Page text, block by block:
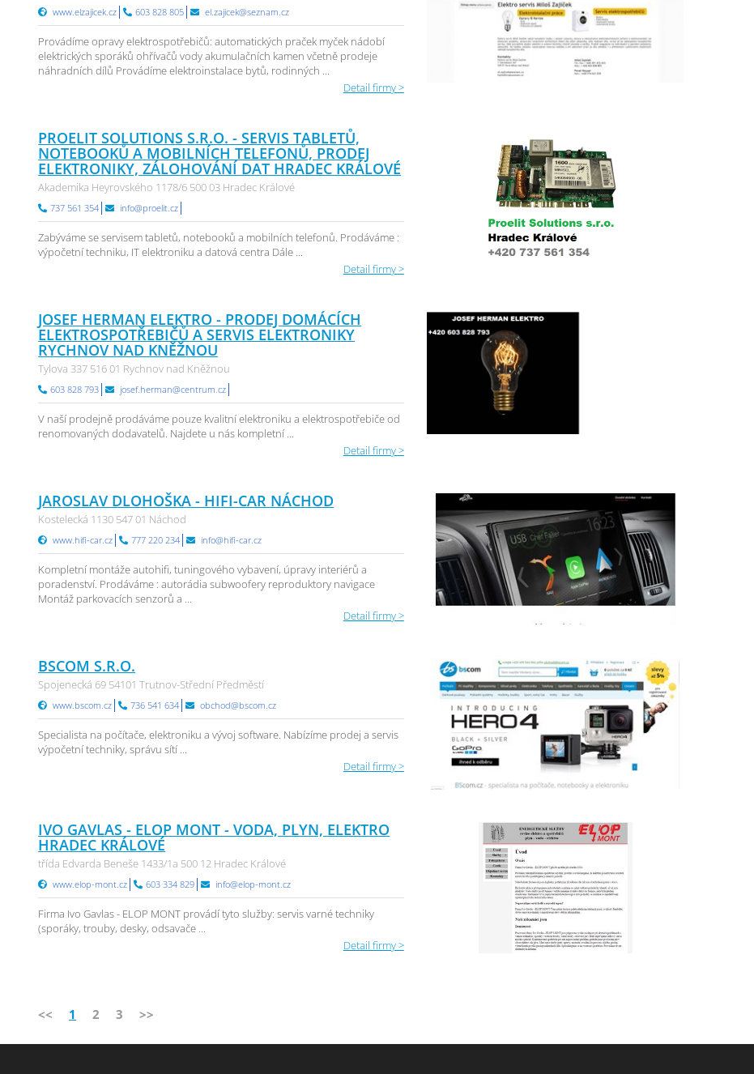
www.elzajicek.cz 603 828 805 el.zajicek@seznam.cz
Provádíme opravy elektrospotřebičů: automatických praček myček nádobí
elektrických sporáků ohřívačů vody akumulačních kamen včetně prodeje
náhradních dílů Provádíme elektroinstalace bytů, rodinných ...
Detail firmy >
PROELIT SOLUTIONS S.R.O. - SERVIS TABLETŮ,
NOTEBOOKŮ A MOBILNÍCH TELEFONŮ, PRODEJ
ELEKTRONIKY, ZÁLOHOVÁNÍ DAT HRADEC KRÁLOVÉ
Akademika Heyrovského 1178/6 500 03 Hradec Králové
737 561 354 info@proelit.cz
Zabýváme se servisem tabletů, notebooků a mobilních telefonů. Prodáváme :
výpočetní techniku, IT elektroniku a datová centra Dále ...
Detail firmy >
JOSEF HERMAN ELEKTRO - PRODEJ DOMÁCÍCH
ELEKTROSPOTŘEBIČŮ A SERVIS ELEKTRONIKY
RYCHNOV NAD KNĚŽNOU
Tylova 337 516 01 Rychnov nad Kněžnou
603 828 793 josef.herman@centrum.cz
V naší prodejně prodáváme pouze kvalitní elektroniku a elektrospotřebiče od
renomovaných dodavatelů. Najdete u nás kompletní ...
Detail firmy >
JAROSLAV DLOHOŠKA - HIFI-CAR NÁCHOD
Kostelecká 1130 547 01 Náchod
www.hifi-car.cz 777 220 234 info@hifi-car.cz
Kompletní montáže autohifi, tuningového vybavení, úpravy interiérů a
poradenství. Prodáváme : autorádia subwoofery reproduktory navigace
Montáž parkovacích senzorů a ...
Detail firmy >
BSCOM S.R.O.
Spojenecká 69 54101 Trutnov-Střední Předměstí
www.bscom.cz 736 541 634 obchod@bscom.cz
Specialista na počítače, elektroniku a vývoj software. Nabízíme prodej a servis
výpočetní techniky, správu sítí ...
Detail firmy >
IVO GAVLAS - ELOP MONT - VODA, PLYN, ELEKTRO
HRADEC KRÁLOVÉ
třída Edvarda Beneše 1433/1a 500 12 Hradec Králové
www.elop-mont.cz 603 334 829 info@elop-mont.cz
Firma Ivo Gavlas - ELOP MONT provádí tyto služby: servis varné techniky
(sporáky, trouby, desky, odsavače ...
Detail firmy >
<< 1 2 3 >>